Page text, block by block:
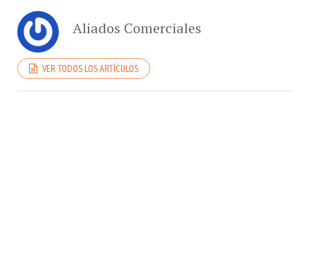
Aliados Comerciales
VER TODOS LOS ARTÍCULOS